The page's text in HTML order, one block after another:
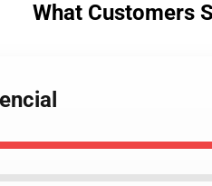
What Customers